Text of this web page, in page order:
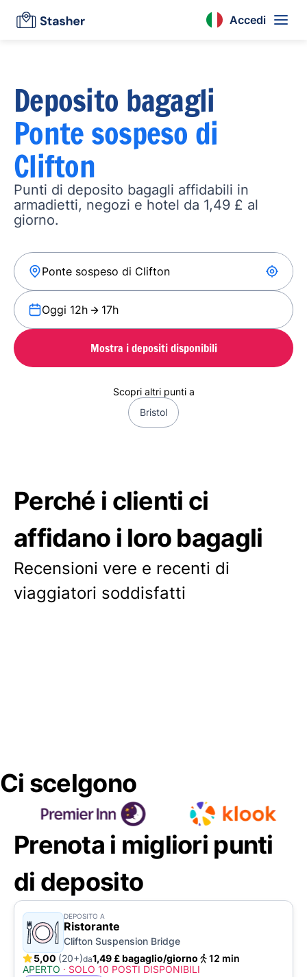
Accedi
Deposito bagagli
Ponte sospeso di
Clifton
Punti di deposito bagagli affidabili in
armadietti, negozi e hotel da 1,49 £ al
giorno.
Oggi 12h 17h
Mostra i depositi disponibili
Scopri altri punti a
Bristol
Perché i clienti ci
affidano i loro bagagli
Recensioni vere e recenti di
viaggiatori soddisfatti
Ci scelgono
Prenota i migliori punti
di deposito
DEPOSITO A
Ristorante
Clifton Suspension Bridge
5,00 (20+)da1,49 £ bagaglio/giorno
12 min
APERTO · SOLO 10 POSTI DISPONIBILI